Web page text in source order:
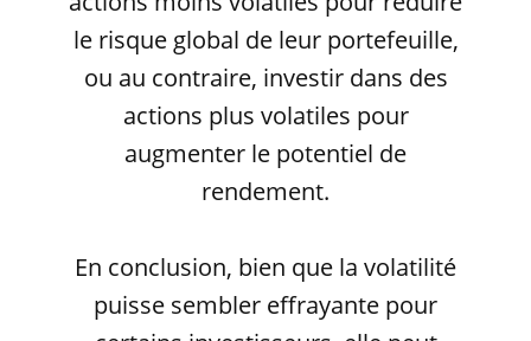
le risque global de leur portefeuille,
ou au contraire, investir dans des
actions plus volatiles pour
augmenter le potentiel de
rendement.
En conclusion, bien que la volatilité
puisse sembler effrayante pour